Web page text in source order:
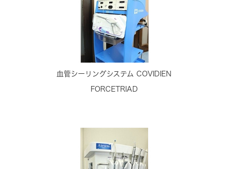
血管シーリングシステム COVIDIEN
FORCETRIAD